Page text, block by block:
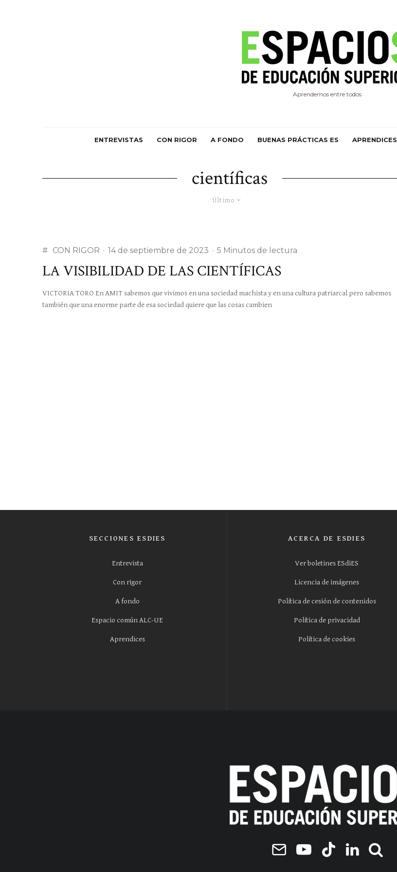
Aprendemos entre todos
ENTREVISTAS CON RIGOR A FONDO BUENAS PRÁCTICAS ES APRENDICES
científicas
Último
# CON RIGOR · 14 de septiembre de 2023 · 5 Minutos de lectura
LA VISIBILIDAD DE LAS CIENTÍFICAS
VICTORIA TORO En AMIT sabemos que vivimos en una sociedad machista y en una cultura patriarcal pero sabemos
también que una enorme parte de esa sociedad quiere que las cosas cambien
SECCIONES ESDIES
Entrevista
Con rigor
A fondo
Espacio común ALC-UE
Aprendices
ACERCA DE ESDIES
Ver boletines ESdiES
Licencia de imágenes
Política de cesión de contenidos
Política de privacidad
Política de cookies